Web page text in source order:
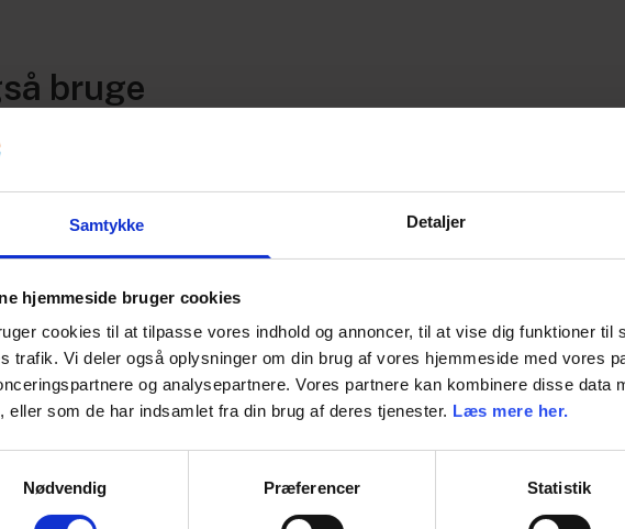
Samtykke Detaljer
hjemmeside bruger cookies
cookies til at tilpasse vores indhold og annoncer, til at vise dig funktioner til
trafik. Vi deler også oplysninger om din brug af vores hjemmeside med vores
og analysepartnere. Vores partnere kan kombinere disse data
eller som de har indsamlet fra din brug af deres tjenester. Læs mere her.
Nødvendig
Præferencer Statistik
bruge
bøjning